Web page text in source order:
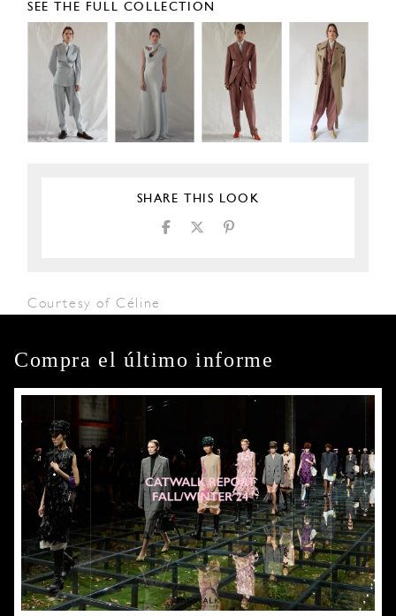
SEE THE FULL COLLECTION
SHARE THIS LOOK
Courtesy of Céline
Compra el último informe